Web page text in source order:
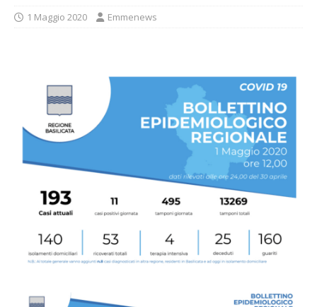
1 Maggio 2020 Emmenews